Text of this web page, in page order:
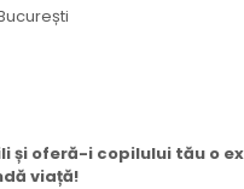
și oferă-i copilului tău o
viață!